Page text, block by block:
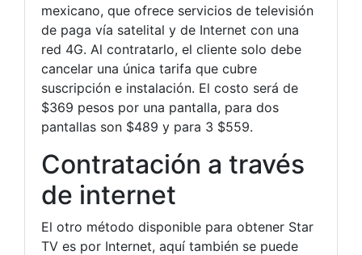
mexicano, que ofrece servicios de televisión
de paga vía satelital y de Internet con una
red 4G. Al contratarlo, el cliente solo debe
cancelar una única tarifa que cubre
suscripción e instalación. El costo será de
$369 pesos por una pantalla, para dos
pantallas son $489 y para 3 $559.
Contratación a través
de internet
El otro método disponible para obtener Star
TV es por Internet, aquí también se puede